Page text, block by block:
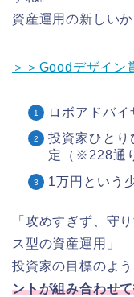
資産運用の新しい
＞＞ Good デザイン
ロボアドバ
投資家ひとり
定（※228通
1万円という
「攻めすぎず、守
ス型の資産運用」
投資家の目標のよ
ントが組み合わせ